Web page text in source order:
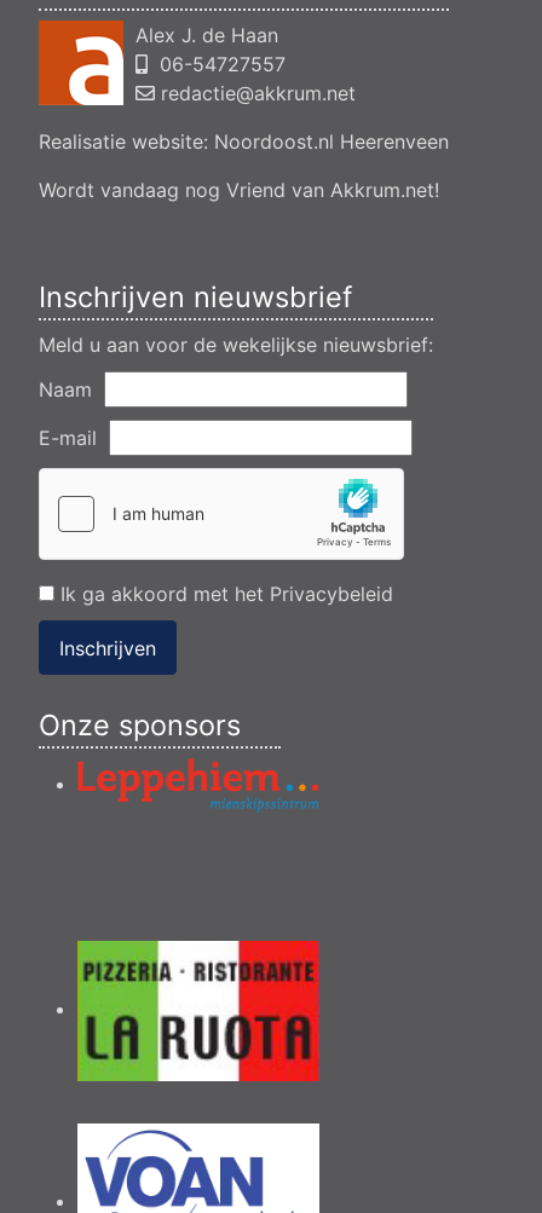
en veranderen van een woning- en het veranderen van een
bedrijfsgebouw, polsleatwei 11 Akkrum
Aanvraag omgevingsvergunning, bouwen van een
bedrijfsverzamelgebouw, spikerboor naast nummer 11-1
Aanvraag omgevingsvergunning wateractiviteit wf-1009518
van een transformatorstation project nulelie Akkrum nabij de
Alex J. de Haan
06-54727557
redactie@akkrum.net
Realisatie website: Noordoost.nl Heerenveen
Wordt vandaag nog Vriend van Akkrum.net!
Inschrijven nieuwsbrief
Meld u aan voor de wekelijkse nieuwsbrief:
Naam
E-mail
Ik ga akkoord met het Privacybeleid
Inschrijven
Onze sponsors